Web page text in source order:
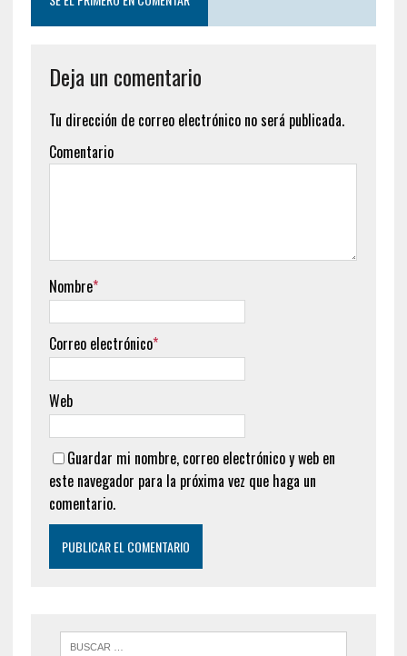
Deja un comentario
Tu dirección de correo electrónico no será publicada.
Comentario
Nombre*
Correo electrónico*
Web
Guardar mi nombre, correo electrónico y web en
este navegador para la próxima vez que haga un
comentario.